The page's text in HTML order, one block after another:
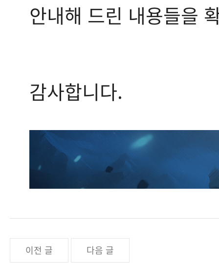
안내해 드린 내용들을
감사합니다.
이전 글 다음 글